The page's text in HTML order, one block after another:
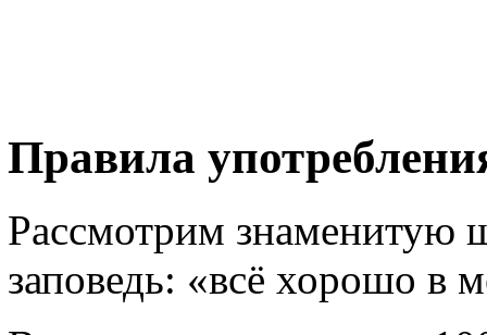
Правила
Рассмотрим знаменитую
заповедь: «всё хорошо в